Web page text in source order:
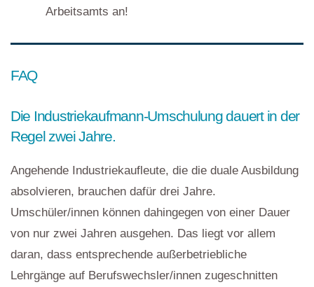
Arbeitsamts an!
FAQ
Die Industriekaufmann-Umschulung dauert in der
Regel zwei Jahre.
Angehende Industriekaufleute, die die duale Ausbildung
absolvieren, brauchen dafür drei Jahre.
Umschüler/innen können dahingegen von einer Dauer
von nur zwei Jahren ausgehen. Das liegt vor allem
daran, dass entsprechende außerbetriebliche
Lehrgänge auf Berufswechsler/innen zugeschnitten